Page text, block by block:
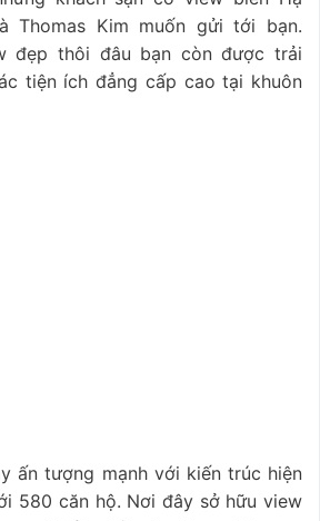
Thomas Kim muốn gửi tới bạn.
đẹp thôi đâu bạn còn được trải
tiện ích đẳng cấp cao tại khuôn
ấn tượng mạnh với kiến trúc hiện
580 căn hộ. Nơi đây sở hữu view